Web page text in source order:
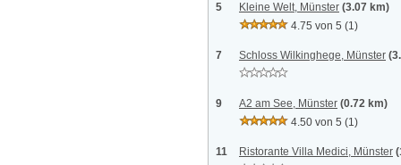
5 Kleine Welt, Münster (3.07 km)
4.75 von 5 (1)
7 Schloss Wilkinghege, Münster
9 A2 am See, Münster (0.72 km)
4.50 von 5 (1)
11 Ristorante Villa Medici, Münster